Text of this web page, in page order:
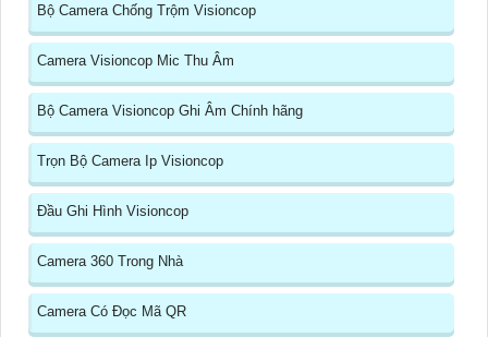
Bộ Camera Chống Trộm Visioncop
Camera Visioncop Mic Thu Âm
Bộ Camera Visioncop Ghi Âm Chính hãng
Trọn Bộ Camera Ip Visioncop
Đầu Ghi Hình Visioncop
Camera 360 Trong Nhà
Camera Có Đọc Mã QR